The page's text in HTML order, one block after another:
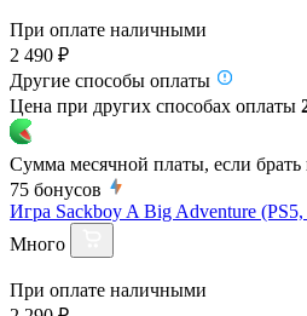
При оплате наличными
2 490 ₽
Другие способы оплаты
Цена при других способах оплаты
Сумма месячной платы, если брать
75 бонусов
Игра Sackboy A Big Adventure (PS5,
Много
При оплате наличными